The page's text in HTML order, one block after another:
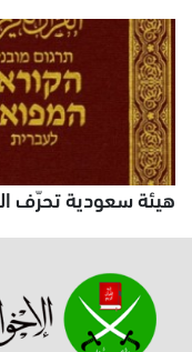
هيئة سعودية تحرّف